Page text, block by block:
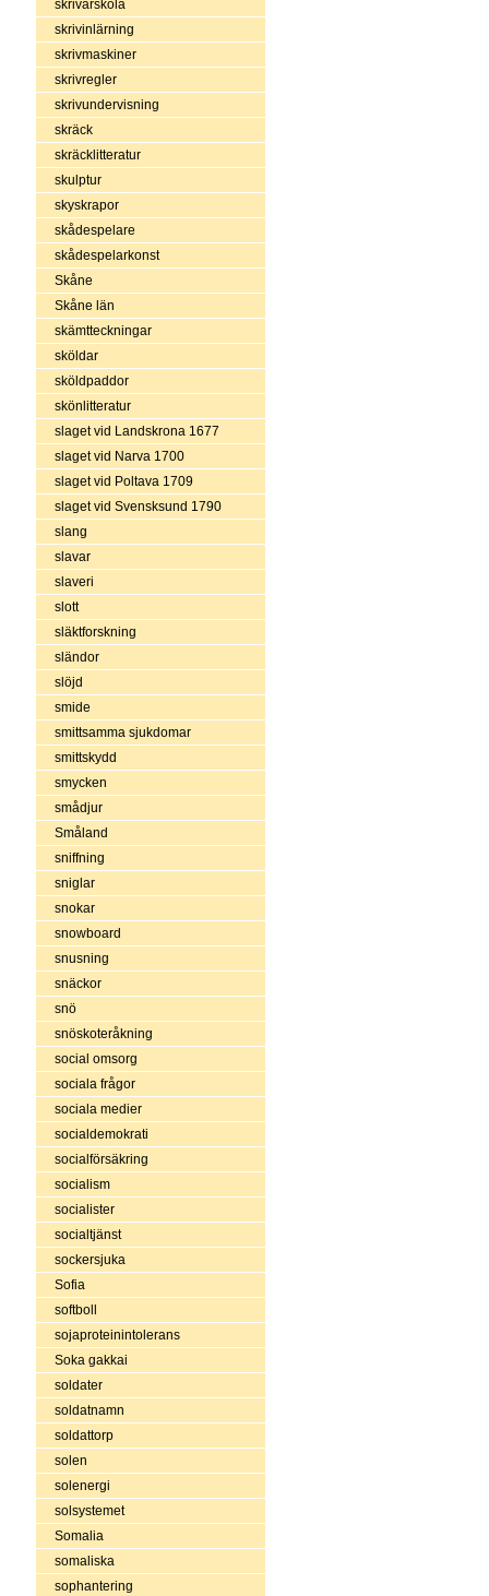
skrivarskola
skrivinlärning
skrivmaskiner
skrivregler
skrivundervisning
skräck
skräcklitteratur
skulptur
skyskrapor
skådespelare
skådespelarkonst
Skåne
Skåne län
skämtteckningar
sköldar
sköldpaddor
skönlitteratur
slaget vid Landskrona 1677
slaget vid Narva 1700
slaget vid Poltava 1709
slaget vid Svensksund 1790
slang
slavar
slaveri
slott
släktforskning
sländor
slöjd
smide
smittsamma sjukdomar
smittskydd
smycken
smådjur
Småland
sniffning
sniglar
snokar
snowboard
snusning
snäckor
snö
snöskoteråkning
social omsorg
sociala frågor
sociala medier
socialdemokrati
socialförsäkring
socialism
socialister
socialtjänst
sockersjuka
Sofia
softboll
sojaproteinintolerans
Soka gakkai
soldater
soldatnamn
soldattorp
solen
solenergi
solsystemet
Somalia
somaliska
sophantering